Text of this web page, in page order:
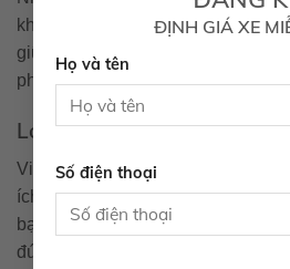
ĐỊNH GIÁ XE
Họ và tên
Số điện thoại
không cần thiết cũng góp phần
giữ cho Sequoia trở thành một
phân khúc SUV.
Lợi ích và bất lợi khi sở hữu
Việc sở hữu một chiếc Toyota
ích cho người dùng, tuy nhiên
bạn nên cân nhắc. Điều này giúp
đúng đắn khi chọn mua xe.